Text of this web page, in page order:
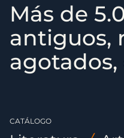
Más de
antiguos,
agotados,
CATÁLOGO